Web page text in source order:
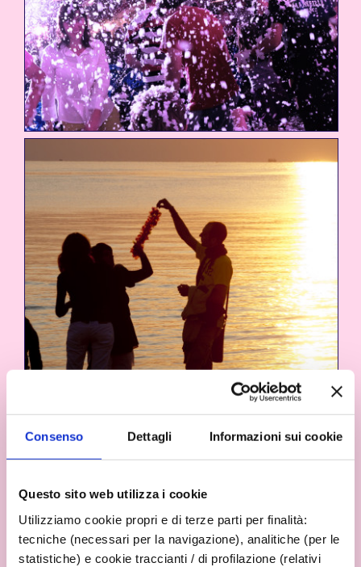
Consenso Dettagli Informazioni sui cookie
Questo sito web utilizza i cookie
Utilizziamo cookie propri e di terze parti per finalità:
tecniche (necessari per la navigazione), analitiche (per le
statistiche) e cookie traccianti / di profilazione (relativi